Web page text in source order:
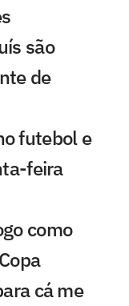
são
de
futebol e
feira
como
cá me